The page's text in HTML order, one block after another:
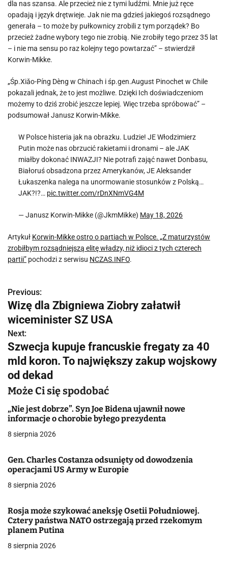
dla nas szansa. Ale przecież nie z tymi ludźmi. Mnie już ręce
opadają i język drętwieje. Jak nie ma gdzieś jakiegoś rozsądnego
generała – to może by pułkownicy zrobili z tym porządek? Bo
przecież żadne wybory tego nie zrobią. Nie zrobiły tego przez 35 lat
– i nie ma sensu po raz kolejny tego powtarzać” – stwierdził
Korwin-Mikke.
„Śp.Xiǎo-Píng Dèng w Chinach i śp.gen.August Pinochet w Chile
pokazali jednak, że to jest możliwe. Dzięki Ich doświadczeniom
możemy to dziś zrobić jeszcze lepiej. Więc trzeba spróbować” –
podsumował Janusz Korwin-Mikke.
W Polsce histeria jak na obrazku. Ludzie! JE Włodzimierz
Putin może nas obrzucić rakietami i dronami – ale JAK
miałby dokonać INWAZJI? Nie potrafi zająć nawet Donbasu,
Białoruś obsadzona przez Amerykanów, JE Aleksander
Łukaszenka nalega na unormowanie stosunków z Polską…
JAK?!?… pic.twitter.com/rDnXNmVG4M
— Janusz Korwin-Mikke (@JkmMikke) May 18, 2026
Artykuł Korwin-Mikke ostro o partiach w Polsce. „Z maturzystów
zrobiłbym rozsądniejszą elitę władzy, niż idioci z tych czterech
partii” pochodzi z serwisu NCZAS.INFO.
N
a
w
i
g
a
c
j
w
p
i
s
u
Previous:
Wizę dla Zbigniewa Ziobry załatwił
wiceminister SZ USA
Next:
Szwecja kupuje francuskie fregaty za 40
mld koron. To największy zakup wojskowy
od dekad
Może Ci się spodobać
„Nie jest dobrze”. Syn Joe Bidena ujawnił nowe
informacje o chorobie byłego prezydenta
8 sierpnia 2026
Gen. Charles Costanza odsunięty od dowodzenia
operacjami US Army w Europie
8 sierpnia 2026
Rosja może szykować aneksję Osetii Południowej.
Cztery państwa NATO ostrzegają przed rzekomym
planem Putina
8 sierpnia 2026